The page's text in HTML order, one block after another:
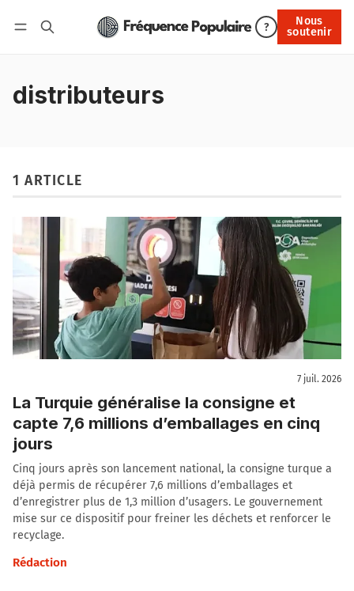
?
Nous
soutenir
Nous soutenir
distributeurs
1 ARTICLE
7 juil. 2026
La Turquie généralise la consigne et
capte 7,6 millions d’emballages en cinq
jours
Cinq jours après son lancement national, la consigne turque a
déjà permis de récupérer 7,6 millions d’emballages et
d’enregistrer plus de 1,3 million d’usagers. Le gouvernement
mise sur ce dispositif pour freiner les déchets et renforcer le
recyclage.
Rédaction